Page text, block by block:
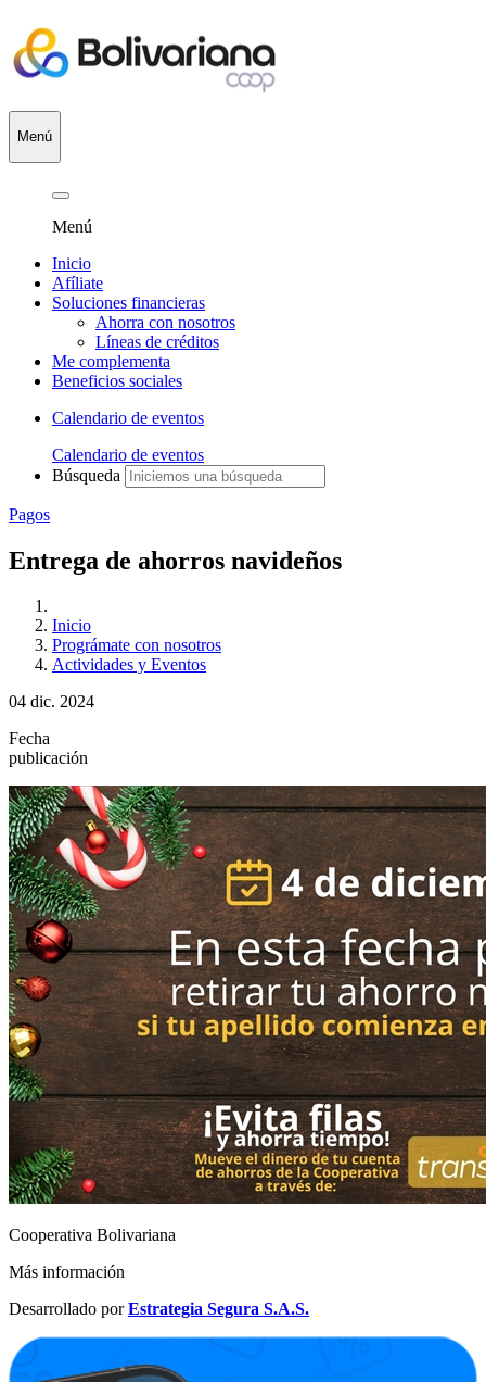
Menú
Menú
Inicio
Afíliate
Soluciones financieras
Ahorra con nosotros
Líneas de créditos
Me complementa
Beneficios sociales
Calendario de eventos
Calendario de eventos
Búsqueda
Pagos
Entrega de ahorros navideños
Inicio
Prográmate con nosotros
Actividades y Eventos
04 dic. 2024
Fecha
publicación
Cooperativa Bolivariana
Más información
Desarrollado porEstrategia Segura S.A.S.